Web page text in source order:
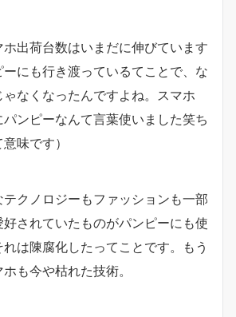
ホ出荷台数はいまだに伸びています
にも行き渡っているてことで、な
なくなったんですよね。スマホ
ンピーなんて言葉使いました笑ち
味です）
クノロジーもファッションも一部
されていたものがパンピーにも使
は陳腐化したってことです。もう
も今や枯れた技術。